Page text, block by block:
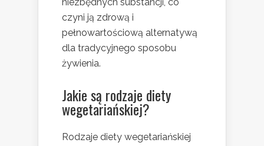
czyni ją zdrową i
pełnowartościową alternatywą
dla tradycyjnego sposobu
żywienia.
Jakie są rodzaje diety
wegetariańskiej?
Rodzaje diety wegetariańskiej